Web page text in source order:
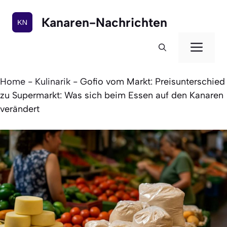
Inhalt
springen
Kanaren-Nachrichten
Home - Kulinarik - Gofio vom Markt: Preisunterschied
zu Supermarkt: Was sich beim Essen auf den Kanaren
verändert